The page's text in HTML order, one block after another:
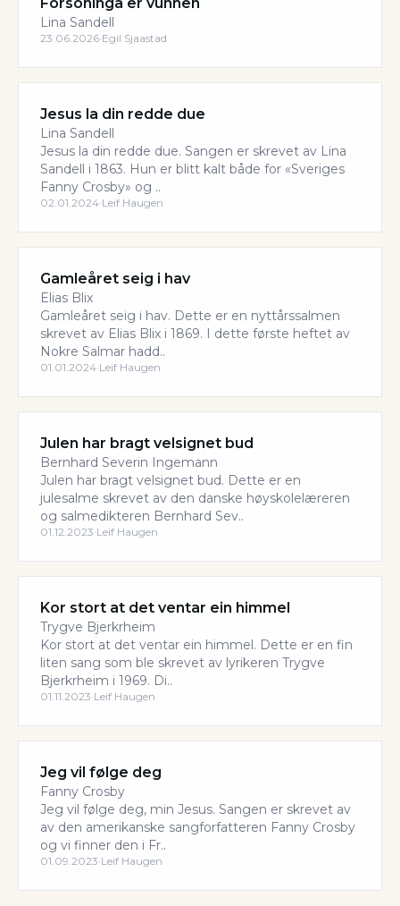
Lina Sandell
23.06.2026·Egil Sjaastad
Jesus la din redde due
Lina Sandell
Jesus la din redde due. Sangen er skrevet av Lina
Sandell i 1863. Hun er blitt kalt både for «Sveriges
Fanny Crosby» og ..
02.01.2024·Leif Haugen
Gamleåret seig i hav
Elias Blix
Gamleåret seig i hav. Dette er en nyttårssalmen
skrevet av Elias Blix i 1869. I dette første heftet av
Nokre Salmar hadd..
01.01.2024·Leif Haugen
Julen har bragt velsignet bud
Bernhard Severin Ingemann
Julen har bragt velsignet bud. Dette er en
julesalme skrevet av den danske høyskolelæreren
og salmedikteren Bernhard Sev..
01.12.2023·Leif Haugen
Kor stort at det ventar ein himmel
Trygve Bjerkrheim
Kor stort at det ventar ein himmel. Dette er en fin
liten sang som ble skrevet av lyrikeren Trygve
Bjerkrheim i 1969. Di..
01.11.2023·Leif Haugen
Jeg vil følge deg
Fanny Crosby
Jeg vil følge deg, min Jesus. Sangen er skrevet av
av den amerikanske sangforfatteren Fanny Crosby
og vi finner den i Fr..
01.09.2023·Leif Haugen